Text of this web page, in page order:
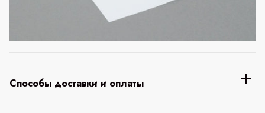
Способы доставки и оплаты